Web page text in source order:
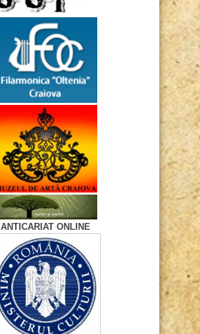
ANTICARIAT ONLINE